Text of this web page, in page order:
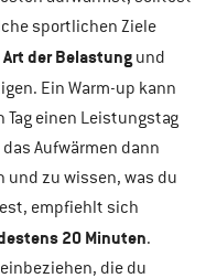
sportlichen Ziele
Art der Belastung und
Ein Warm-up kann
einen Leistungstag
Aufwärmen dann
und zu wissen, was du
empfiehlt sich
20 Minuten.
die du